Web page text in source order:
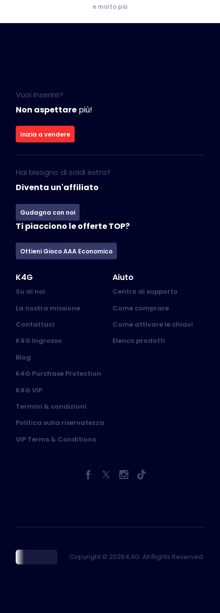
e molto più
Vuoi inserire?
Non aspettare più!
Inizia a vendere
Hai bisogno di soldi extra?
Diventa un'affiliato
Gudagna con noi
Ti piacciono le offerte TOP?
Ottieni Gioco AAA Economico
K4G
Su di noi
La nostra missione
Contattaci
K4G Ingrosso
Blog
K4G Purchase Protection
K4G VIP
Termini & condizioni
Politica sulla riservatezza
VIP Terms & Conditions
Aiuto
Centro di supporto
Come comprare
Come attivare le chiavi
Elenco prodotti
Copyright © 2026 K4G. All Rights Reserved.